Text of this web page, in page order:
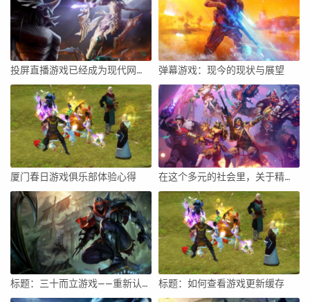
投屏直播游戏已经成为现代网络娱乐的重要组成部分，它不仅能让玩家与他人分享游戏的乐趣，还能吸引更多的观众。本文将详细介绍如何投屏直播游戏，包括准备工作、投屏方式、直播设置及优化等方面的内容。 弹幕游戏：现今的现状与展望
厦门春日游戏俱乐部体验心得 在这个多元的社会里，关于精致女人的标签被人们经常用来形容那些外表靓丽，举止得体，内含涵养的女性。在大家的固有观念中，这样的一类人在工作之余往往对打游戏的了解甚少或者不屑一顾。然而，我们不妨将视角稍稍调整，探索一下精致女人打游戏的世界会是什么样的。
标题：三十而立游戏——重新认识生活，勇往直前的智慧冒险 标题：如何查看游戏更新缓存